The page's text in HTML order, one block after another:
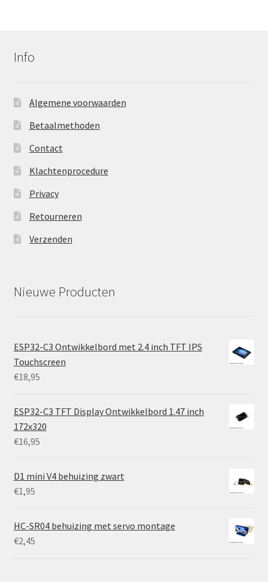
Info
Algemene voorwaarden
Betaalmethoden
Contact
Klachtenprocedure
Privacy
Retourneren
Verzenden
Nieuwe Producten
ESP32-C3 Ontwikkelbord met 2.4 inch TFT IPS
Touchscreen
€18,95
ESP32-C3 TFT Display Ontwikkelbord 1.47 inch
172x320
€16,95
D1 mini V4 behuizing zwart
€1,95
HC-SR04 behuizing met servo montage
€2,45